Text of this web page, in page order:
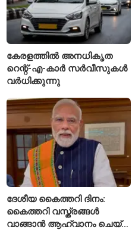
കേരളത്തിൽ അനധികൃത
റെന്റ്-എ-കാർ സർവീസുകൾ
വർധിക്കുന്നു
ദേശീയ കൈത്തറി ദിനം:
കൈത്തറി വസ്ത്രങ്ങൾ
വാങ്ങാൻ ആഹ്വാനം ചെയ്ത്